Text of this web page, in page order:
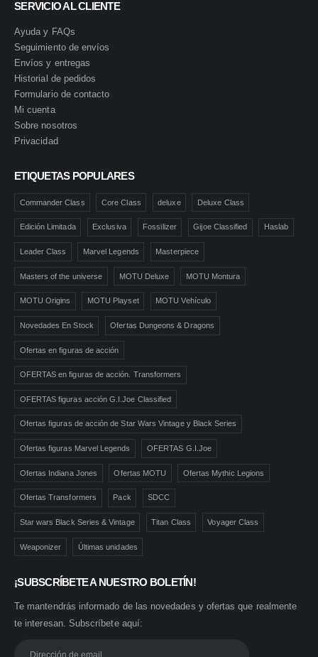
SERVICIO AL CLIENTE
Ayuda y FAQs
Seguimiento de envíos
Envíos y entregas
Historial de pedidos
Formulario de contacto
Mi cuenta
Sobre nosotros
Privacidad
ETIQUETAS POPULARES
Commander Class Core Class deluxe Deluxe Class
Edición Limitada Exclusiva Fossilizer Gijoe Classified Haslab
Leader Class Marvel Legends Masterpiece
Masters of the universe MOTU Deluxe MOTU Montura
MOTU Origins MOTU Playset MOTU Vehículo
Novedades En Stock Ofertas Dungeons & Dragons
Ofertas en figuras de acción
OFERTAS en figuras de acción. Transformers
OFERTAS figuras acción G.I.Joe Classified
Ofertas figuras de acción de Star Wars Vintage y Black Series
Ofertas figuras Marvel Legends OFERTAS G.I.Joe
Ofertas Indiana Jones Ofertas MOTU Ofertas Mythic Legions
Ofertas Transformers Pack SDCC
Star wars Black Series & Vintage Titan Class Voyager Class
Weaponizer Últimas unidades
¡SUBSCRÍBETE A NUESTRO BOLETÍN!
Te mantendrás informado de las novedades y ofertas que realmente
te interesan. Subscríbete aquí: